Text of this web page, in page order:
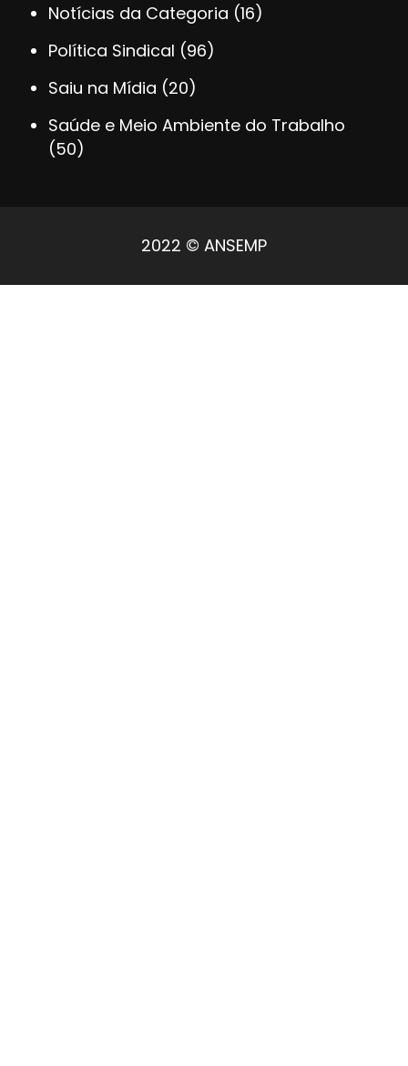
Notícias da Categoria (16)
Política Sindical (96)
Saiu na Mídia (20)
Saúde e Meio Ambiente do Trabalho
(50)
2022 © ANSEMP